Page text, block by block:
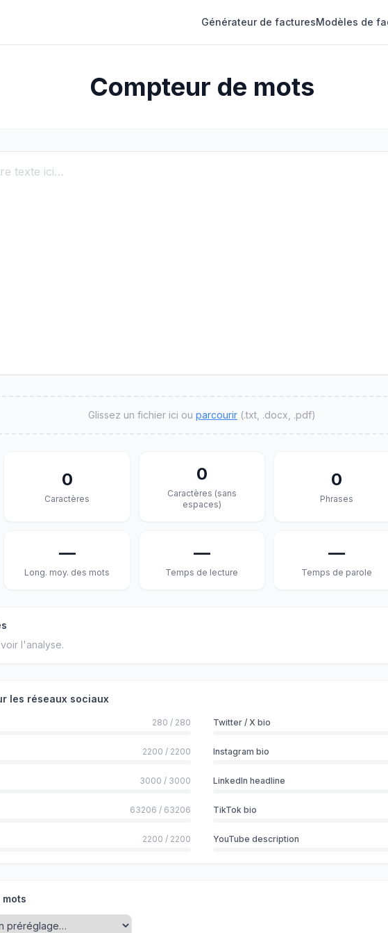
Générateur de facturesModèles de
Compteur de mots
Glissez un fichier ici ou parcourir (.txt, .docx, .pdf)
0
Caractères
0
Caractères (sans
espaces)
0
Phrases
—
Long. moy. des mots
—
Temps de lecture
—
Temps de parole
l'analyse.
les réseaux sociaux
280 / 280 Twitter / X bio
2200 / 2200 Instagram bio
3000 / 3000 LinkedIn headline
63206 / 63206 TikTok bio
2200 / 2200 YouTube description